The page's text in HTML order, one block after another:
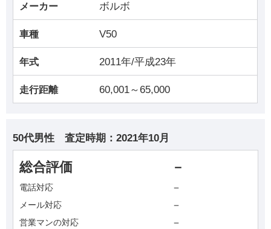
メーカー ボルボ
車種 V50
年式 2011年/平成23年
走行距離 60,001～65,000
50代男性 査定時期： 2021年10月
総合評価 －
電話対応 －
メール対応 －
営業マンの対応 －